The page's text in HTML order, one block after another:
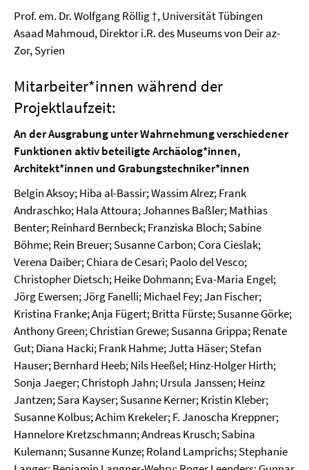
Prof. em. Dr. Wolfgang Röllig †, Universität Tübingen
Asaad Mahmoud, Direktor i.R. des Museums von Deir az-
Zor, Syrien
Mitarbeiter*innen während der
Projektlaufzeit:
An der Ausgrabung unter Wahrnehmung verschiedener
Funktionen aktiv beteiligte Archäolog*innen,
Architekt*innen und Grabungstechniker*innen
Belgin Aksoy; Hiba al-Bassir; Wassim Alrez; Frank
Andraschko; Hala Attoura; Johannes Baßler; Mathias
Benter; Reinhard Bernbeck; Franziska Bloch; Sabine
Böhme; Rein Breuer; Susanne Carbon; Cora Cieslak;
Verena Daiber; Chiara de Cesari; Paolo del Vesco;
Christopher Dietsch; Heike Dohmann; Eva-Maria Engel;
Jörg Ewersen; Jörg Fanelli; Michael Fey; Jan Fischer;
Kristina Franke; Anja Fügert; Britta Fürste; Susanne Görke;
Anthony Green; Christian Grewe; Susanna Grippa; Renate
Gut; Diana Hacki; Frank Hahme; Jutta Häser; Stefan
Hauser; Bernhard Heeb; Nils Heeßel; Hinz-Holger Hirth;
Sonja Jaeger; Christoph Jahn; Ursula Janssen; Heinz
Jantzen; Sara Kayser; Susanne Kerner; Kristin Kleber;
Susanne Kolbus; Achim Krekeler; F. Janoscha Kreppner;
Hannelore Kretzschmann; Andreas Krusch; Sabina
Kulemann; Susanne Kunze; Roland Lamprichs; Stephanie